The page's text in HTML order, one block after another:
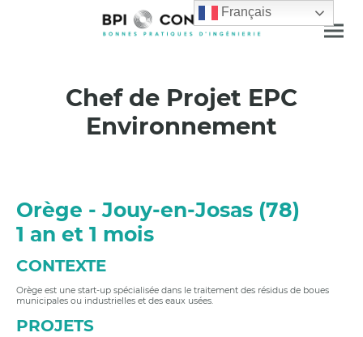
Chef de Projet EPC
Environnement
Orège - Jouy-en-Josas (78)
1 an et 1 mois
CONTEXTE
Orège est une start-up spécialisée dans le traitement des résidus de boues
municipales ou industrielles et des eaux usées.
PROJETS
Français